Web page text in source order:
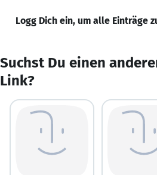
Logg Dich ein, um alle Einträge
Suchst Du einen
Link?